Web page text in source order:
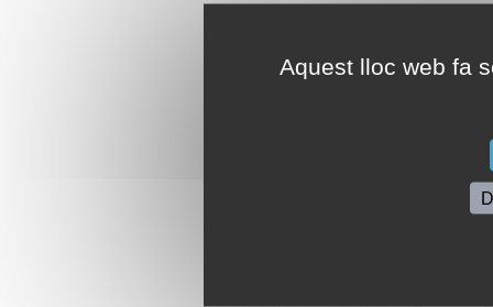
Aquest lloc web fa